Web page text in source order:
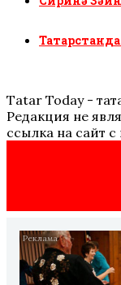
Tatar Today -
Редакция не
ссылка на сайт